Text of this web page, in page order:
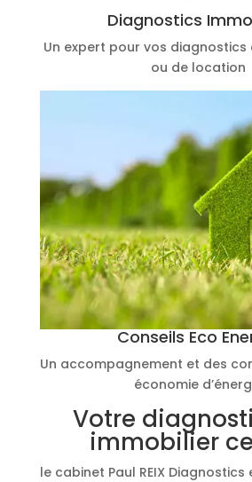
Diagnostics
Un expert pour vos diagnostics
ou de location
Conseils Eco
Un accompagnement et des
économie
Votre
immobilier
le cabinet Paul REIX